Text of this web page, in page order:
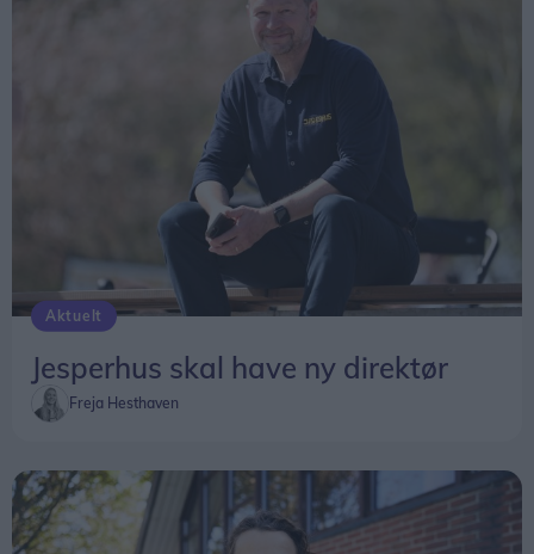
Aktuelt
Jesperhus skal have ny direktør
Freja Hesthaven